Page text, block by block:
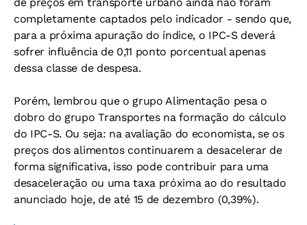
completamente captados pelo indicador - sendo que,
para a próxima apuração do índice, o IPC-S deverá
sofrer influência de 0,11 ponto porcentual apenas
dessa classe de despesa.
Porém, lembrou que o grupo Alimentação pesa o
dobro do grupo Transportes na formação do cálculo
do IPC-S. Ou seja: na avaliação do economista, se os
preços dos alimentos continuarem a desacelerar de
forma significativa, isso pode contribuir para uma
desaceleração ou uma taxa próxima ao do resultado
anunciado hoje, de até 15 de dezembro (0,39%).